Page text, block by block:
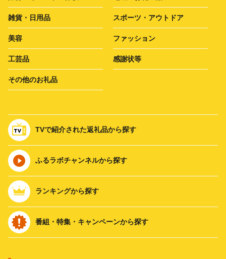
雑貨・日用品 スポーツ・アウトドア
美容 ファッション
工芸品 感謝状等
その他のお礼品
TVで紹介された返礼品から探す
ふるラボチャンネルから探す
ランキングから探す
番組・特集・キャンペーンから探す